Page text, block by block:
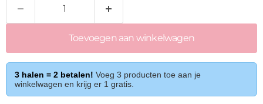
Toevoegen aan winkelwagen
3 halen = 2 betalen! Voeg 3 producten toe aan je
winkelwagen en krijg er 1 gratis.